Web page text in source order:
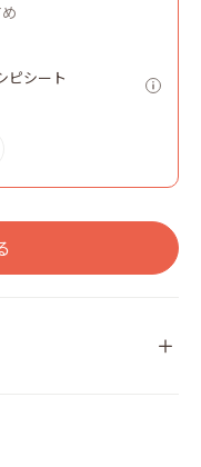
ピシート